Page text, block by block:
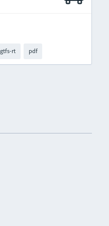
gtfs-rt pdf